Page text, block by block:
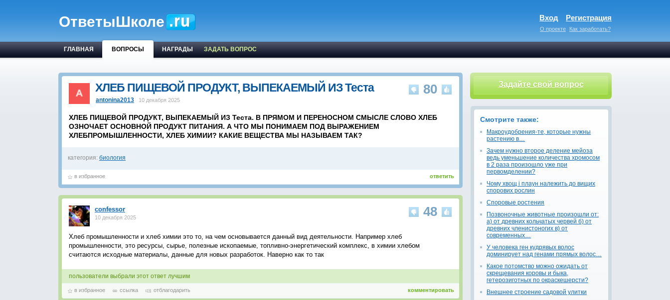
ОтветыШколе Вход Регистрация
О проекте Как заработать?
ГЛАВНАЯ ВОПРОСЫ НАГРАДЫ ЗАДАТЬ ВОПРОС
80
ХЛЕБ ПИЩЕВОЙ ПРОДУКТ, ВЫПЕКАЕМЫЙ ИЗ Теста
antonina2013 10 декабря 2025
ХЛЕБ ПИЩЕВОЙ ПРОДУКТ, ВЫПЕКАЕМЫЙ ИЗ Теста. В ПРЯМОМ И ПЕРЕНОСНОМ СМЫСЛЕ СЛОВО ХЛЕБ
ОЗНОЧАЕТ ОСНОВНОЙ ПРОДУКТ ПИТАНИЯ. А ЧТО МЫ ПОНИМАЕМ ПОД ВЫРАЖЕНИЕМ
ХЛЕБПРОМЫШЛЕННОСТИ, ХЛЕБ ХИМИИ? КАКИЕ ВЕЩЕСТВА МЫ НАЗЫВАЕМ ТАК?
категория: биология
ответить
в избранное
48
confessor
10 декабря 2025
Хлеб промышленности и хлеб химии это то, на чем основывается данный вид деятельности. Например хлеб
промышленности, это ресурсы, сырье, полезные ископаемые, топливно-энергетический комплекс, в химии хлебом
считаются исходные материалы, данные для новых разработок. Наверно как то так
пользователи выбрали этот ответ лучшим
комментировать
в избранное ссылка отблагодарить
Задайте свой вопрос
Смотрите также:
Макроудобрения-те, которые нужны
растению в…
Зачем нужно второе деление мейоза
ведь уменьшение количества хромосом
в 2 раза произошло уже при
первомделении?
Чому хвощ і плаун належить до вищих
спорових рослин
Споровые ростения
Позвоночные животные произошли от:
а) от древних кольчатых червей б) от
древних членистоногих в) от
современных…
У человека ген кудрявых волос
доминирует над генами прямых волос…
Какое потомство можно ожидать от
скрещевания коровы и быка,
гетерозиготных по окраскешерсти?
Внешнее строение садовой улитки